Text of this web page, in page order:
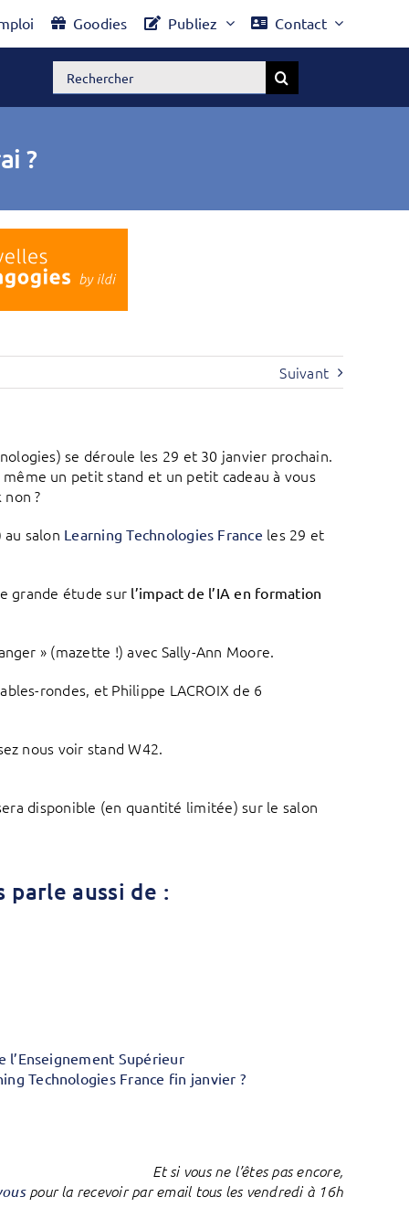
Goodies Publiez Contact
Rechercher:
?
Suivant
se déroule les 29 et 30 janvier prochain.
un petit stand et un petit cadeau à vous
?
salon Learning Technologies France les 29 et
grande étude sur l’impact de l’IA en formation
» (mazette !) avec Sally-Ann Moore.
rondes, et Philippe LACROIX de 6
nous voir stand W42.
disponible (en quantité limitée) sur le salon
aussi de :
Supérieur
Technologies France fin janvier ?
Et si vous ne l’êtes pas encore,
pour la recevoir par email tous les vendredi à 16h